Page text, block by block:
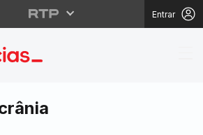
Entrar
anuncia